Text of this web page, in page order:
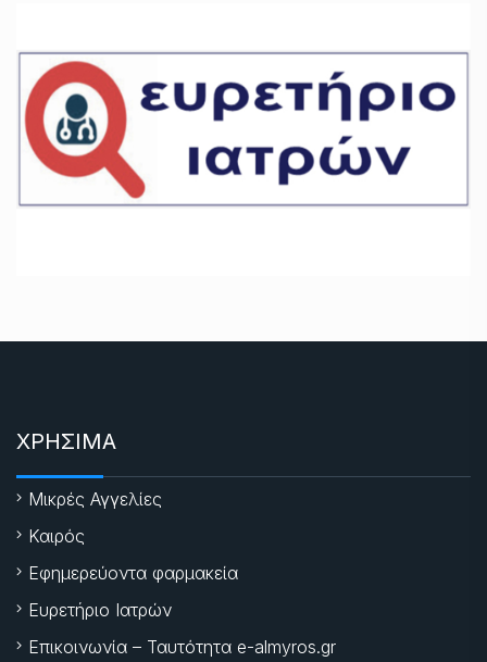
ΧΡΗΣΙΜΑ
Μικρές Αγγελίες
Καιρός
Εφημερεύοντα φαρμακεία
Ευρετήριο Ιατρών
Επικοινωνία – Ταυτότητα e-almyros.gr